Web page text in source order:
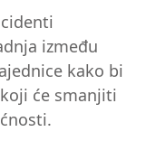
između
kako bi
će smanjiti